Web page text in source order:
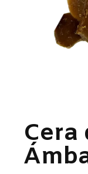
Cera